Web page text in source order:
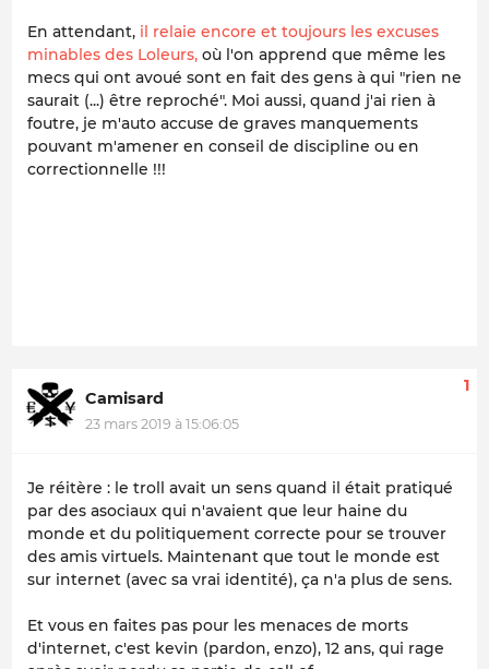
En attendant, il relaie encore et toujours les excuses
minables des Loleurs, où l'on apprend que même les
mecs qui ont avoué sont en fait des gens à qui "rien ne
saurait (...) être reproché". Moi aussi, quand j'ai rien à
foutre, je m'auto accuse de graves manquements
pouvant m'amener en conseil de discipline ou en
correctionnelle !!!
Camisard
23 mars 2019 à 15:06:05
1
Je réitère : le troll avait un sens quand il était pratiqué
par des asociaux qui n'avaient que leur haine du
monde et du politiquement correcte pour se trouver
des amis virtuels. Maintenant que tout le monde est
sur internet (avec sa vrai identité), ça n'a plus de sens.
Et vous en faites pas pour les menaces de morts
d'internet, c'est kevin (pardon, enzo), 12 ans, qui rage